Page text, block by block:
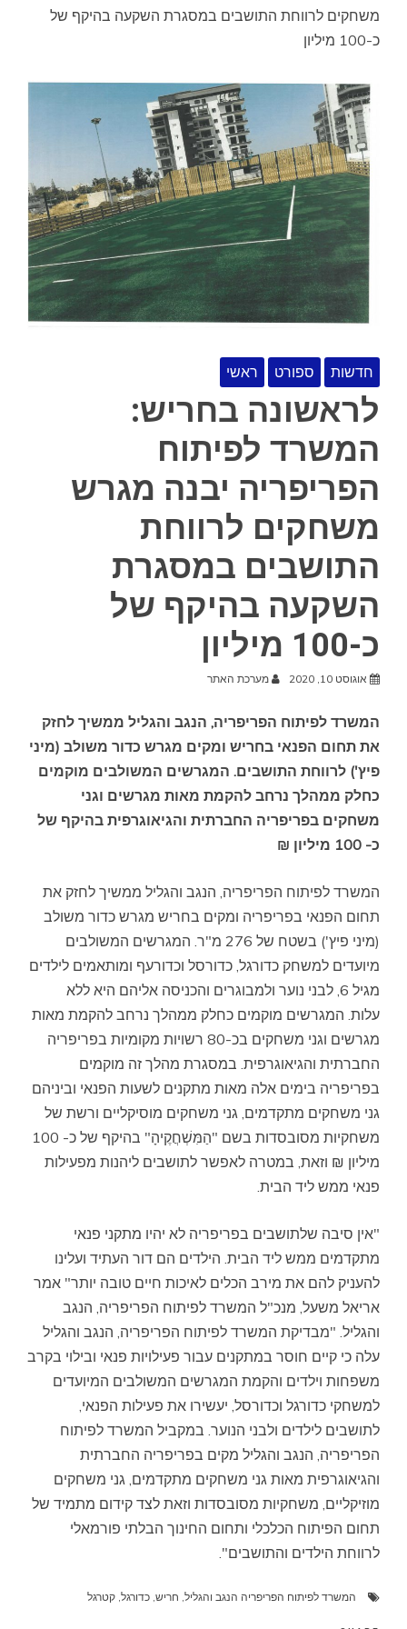
משחקים לרווחת התושבים במסגרת השקעה בהיקף של
כ-100 מיליון
חדשות ספורט ראשי
לראשונה בחריש:
המשרד לפיתוח
הפריפריה יבנה מגרש
משחקים לרווחת
התושבים במסגרת
השקעה בהיקף של
כ-100 מיליון
אוגוסט 10, 2020 מערכת האתר
המשרד לפיתוח הפריפריה, הנגב והגליל ממשיך לחזק
את תחום הפנאי בחריש ומקים מגרש כדור משולב (מיני
פיץ') לרווחת התושבים. המגרשים המשולבים מוקמים
כחלק ממהלך נרחב להקמת מאות מגרשים וגני
משחקים בפריפריה החברתית והגיאוגרפית בהיקף של
כ- 100 מיליון ₪
המשרד לפיתוח הפריפריה, הנגב והגליל ממשיך לחזק את
תחום הפנאי בפריפריה ומקים בחריש מגרש כדור משולב
(מיני פיץ') בשטח של 276 מ"ר. המגרשים המשולבים
מיועדים למשחק כדורגל, כדורסל וכדורעף ומותאמים לילדים
מגיל 6, לבני נוער ולמבוגרים והכניסה אליהם היא ללא
עלות. המגרשים מוקמים כחלק ממהלך נרחב להקמת מאות
מגרשים וגני משחקים בכ-80 רשויות מקומיות בפריפריה
החברתית והגיאוגרפית. במסגרת מהלך זה מוקמים
בפריפריה בימים אלה מאות מתקנים לשעות הפנאי וביניהם
גני משחקים מתקדמים, גני משחקים מוסיקליים ורשת של
משחקיות מסובסדות בשם "הַמִּשְׁחֲקֶיהָ" בהיקף של כ- 100
מיליון ₪ וזאת, במטרה לאפשר לתושבים ליהנות מפעילות
פנאי ממש ליד הבית.
"אין סיבה שלתושבים בפריפריה לא יהיו מתקני פנאי
מתקדמים ממש ליד הבית. הילדים הם דור העתיד ועלינו
להעניק להם את מירב הכלים לאיכות חיים טובה יותר" אמר
אריאל משעל, מנכ"ל המשרד לפיתוח הפריפריה, הנגב
והגליל. "מבדיקת המשרד לפיתוח הפריפריה, הנגב והגליל
עלה כי קיים חוסר במתקנים עבור פעילויות פנאי ובילוי בקרב
משפחות וילדים והקמת המגרשים המשולבים המיועדים
למשחקי כדורגל וכדורסל, יעשירו את פעילות הפנאי,
לתושבים לילדים ולבני הנוער. במקביל המשרד לפיתוח
הפריפריה, הנגב והגליל מקים בפריפריה החברתית
והגיאוגרפית מאות גני משחקים מתקדמים, גני משחקים
מוזיקליים, משחקיות מסובסדות וזאת לצד קידום מתמיד של
תחום הפיתוח הכלכלי ותחום החינוך הבלתי פורמאלי
לרווחת הילדים והתושבים".
המשרד לפיתוח הפריפריה הנגב והגליל חריש כדורגל קטרגל